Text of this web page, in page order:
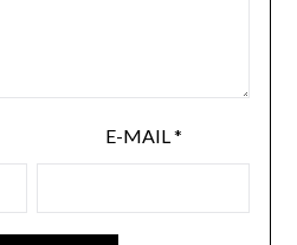
E-MAIL *